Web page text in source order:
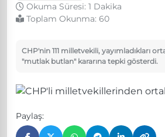
Okuma Süresi: 1 Dakika
Toplam Okunma: 60
CHP'nin 111 milletvekili, yayımladıkları
"mutlak butlan" kararına tepki gösterdi.
Paylaş: